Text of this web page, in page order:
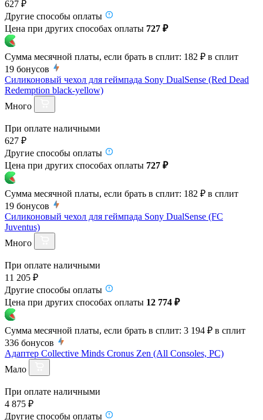
627 ₽
Другие способы оплаты
Цена при других способах оплаты 727 ₽
Сумма месячной платы, если брать в сплит: 182 ₽ в сплит
19 бонусов
Силиконовый чехол для геймпада Sony DualSense (Red Dead
Redemption black-yellow)
Много
При оплате наличными
627 ₽
Другие способы оплаты
Цена при других способах оплаты 727 ₽
Сумма месячной платы, если брать в сплит: 182 ₽ в сплит
19 бонусов
Силиконовый чехол для геймпада Sony DualSense (FC
Juventus)
Много
При оплате наличными
11 205 ₽
Другие способы оплаты
Цена при других способах оплаты 12 774 ₽
Сумма месячной платы, если брать в сплит: 3 194 ₽ в сплит
336 бонусов
Адаптер Collective Minds Cronus Zen (All Consoles, PC)
Мало
При оплате наличными
4 875 ₽
Другие способы оплаты